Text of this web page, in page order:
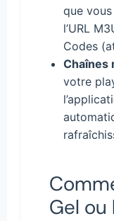
que
l’URL
Codes
Chaînes
votre
Gel ou